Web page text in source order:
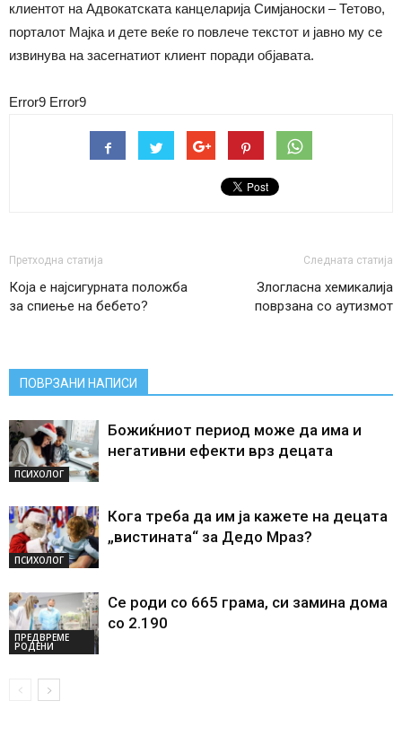
клиентот на Адвокатската канцеларија Симјаноски – Тетово,
порталот Мајка и дете веќе го повлече текстот и јавно му се
извинува на засегнатиот клиент поради објавата.
Error9 Error9
Претходна статија
Која е најсигурната положба
за спиење на бебето?
Следната статија
Злогласна хемикалија
поврзана со аутизмот
ПОВРЗАНИ НАПИСИ
ПСИХОЛОГ
Божиќниот период може да има и
негативни ефекти врз децата
ПСИХОЛОГ
Кога треба да им ја кажете на децата
„вистината“ за Дедо Мраз?
ПРЕДВРЕМЕ
РОДЕНИ
Се роди со 665 грама, си замина дома
со 2.190